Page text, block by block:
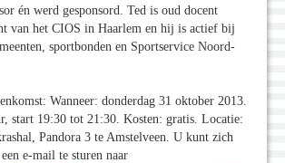
én werd gesponsord. Ted is oud docent
van het CIOS in Haarlem en hij is actief bij
sportbonden en Sportservice Noord-
Wanneer: donderdag 31 oktober 2013.
start 19:30 tot 21:30. Kosten: gratis. Locatie:
Pandora 3 te Amstelveen. U kunt zich
e-mail te sturen naar